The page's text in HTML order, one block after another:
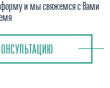
форму и мы свяжемся с Вами